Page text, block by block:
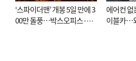
‘스파이더맨’ 개봉 5일 만에 3
00만 돌풍…박스오피스·예
에어컨
이블카…